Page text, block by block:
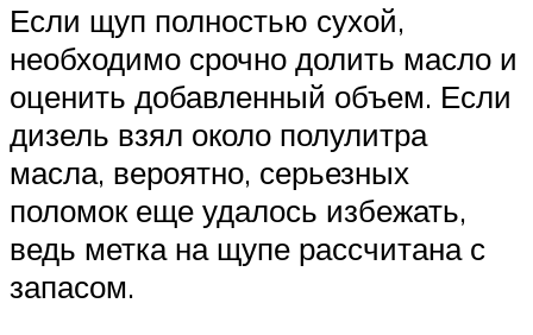
Если щуп полностью сухой,
необходимо срочно долить масло и
оценить добавленный объем. Если
дизель взял около полулитра
масла, вероятно, серьезных
поломок еще удалось избежать,
ведь метка на щупе рассчитана с
запасом.